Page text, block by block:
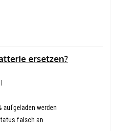
ersetzen?
aufgeladen werden
falsch an